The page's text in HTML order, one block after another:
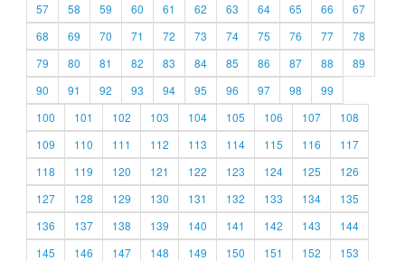
57
58 59 60 61 62 63 64 65 66
67
68
69 70 71 72 73 74 75 76 77
78
79
80 81 82 83 84 85 86 87 88
89
90
91 92 93 94 95 96 97 98
99
100
101 102 103 104 105 106 107
108
109
110 111 112 113 114 115 116
117
118
119 120 121 122 123 124 125
126
127
128 129 130 131 132 133 134
135
136
137 138 139 140 141 142 143
144
145
146 147 148 149 150 151 152
153